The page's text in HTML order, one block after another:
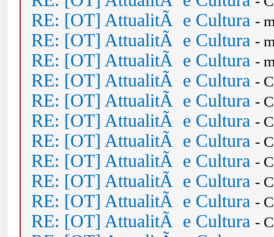
RE: [OT] AttualitÃ e Cultura -
RE: [OT] AttualitÃ e Cultura -
RE: [OT] AttualitÃ e Cultura -
RE: [OT] AttualitÃ e Cultura -
RE: [OT] AttualitÃ e Cultura -
RE: [OT] AttualitÃ e Cultura -
RE: [OT] AttualitÃ e Cultura -
RE: [OT] AttualitÃ e Cultura -
RE: [OT] AttualitÃ e Cultura -
RE: [OT] AttualitÃ e Cultura -
RE: [OT] AttualitÃ e Cultura -